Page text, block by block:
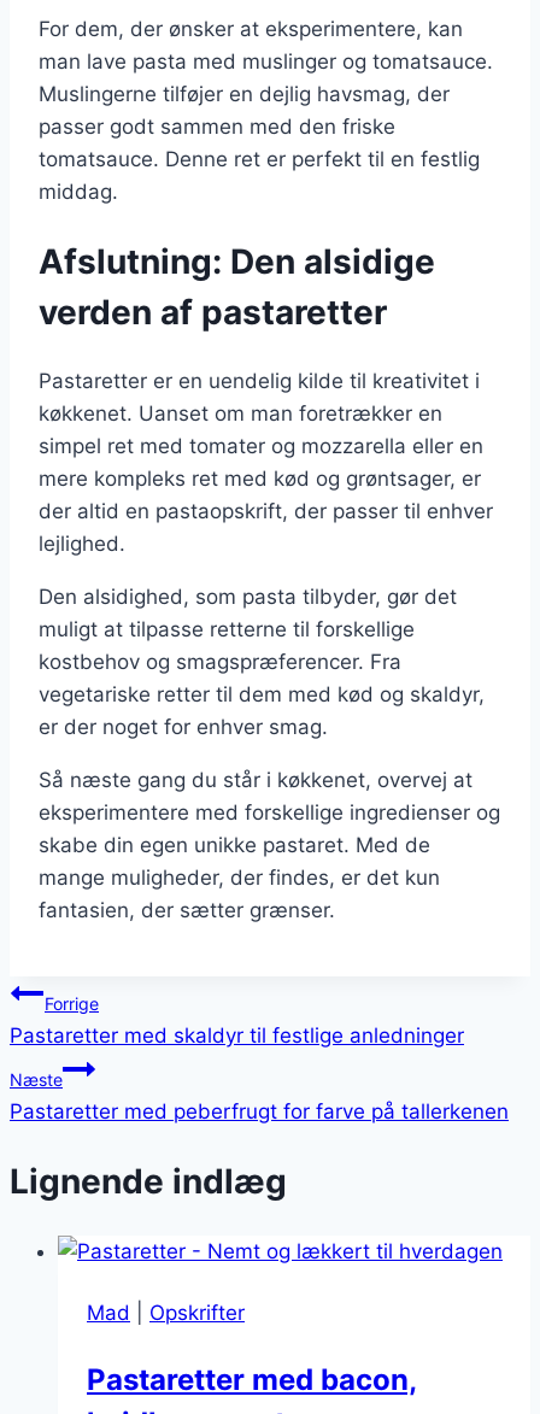
For dem, der ønsker at eksperimentere, kan
man lave pasta med muslinger og tomatsauce.
Muslingerne tilføjer en dejlig havsmag, der
passer godt sammen med den friske
tomatsauce. Denne ret er perfekt til en festlig
middag.
Afslutning: Den alsidige
verden af pastaretter
Pastaretter er en uendelig kilde til kreativitet i
køkkenet. Uanset om man foretrækker en
simpel ret med tomater og mozzarella eller en
mere kompleks ret med kød og grøntsager, er
der altid en pastaopskrift, der passer til enhver
lejlighed.
Den alsidighed, som pasta tilbyder, gør det
muligt at tilpasse retterne til forskellige
kostbehov og smagspræferencer. Fra
vegetariske retter til dem med kød og skaldyr,
er der noget for enhver smag.
Så næste gang du står i køkkenet, overvej at
eksperimentere med forskellige ingredienser og
skabe din egen unikke pastaret. Med de
mange muligheder, der findes, er det kun
fantasien, der sætter grænser.
Indlægsnavigation
Forrige
Pastaretter med skaldyr til festlige anledninger
Næste
Pastaretter med peberfrugt for farve på tallerkenen
Lignende indlæg
Mad Opskrifter
Pastaretter med bacon,